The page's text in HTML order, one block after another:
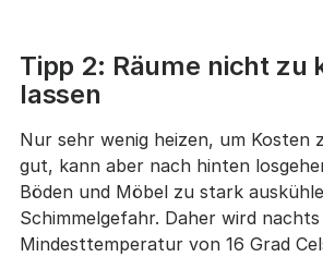
Tipp 2: Räume nicht zu
lassen
Nur sehr wenig heizen, um Kosten
gut, kann aber nach hinten
Böden und Möbel zu stark
Schimmelgefahr. Daher wird nachts
Mindesttemperatur von 16 Grad